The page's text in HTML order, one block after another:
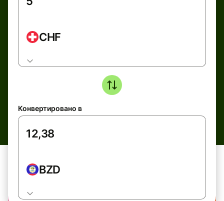
CHF
Конвертировано в
BZD